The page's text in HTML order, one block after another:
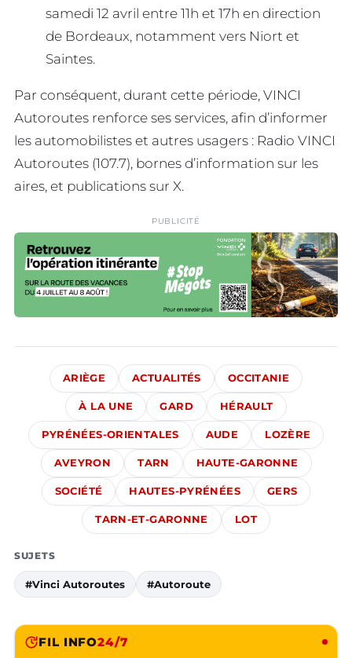
samedi 12 avril entre 11h et 17h en direction
de Bordeaux, notamment vers Niort et
Saintes.
Par conséquent, durant cette période, VINCI
Autoroutes renforce ses services, afin d’informer
les automobilistes et autres usagers : Radio VINCI
Autoroutes (107.7), bornes d’information sur les
aires, et publications sur X.
PUBLICITÉ
ARIÈGE ACTUALITÉS OCCITANIE
À LA UNE GARD HÉRAULT
PYRÉNÉES-ORIENTALES AUDE LOZÈRE
AVEYRON TARN HAUTE-GARONNE
SOCIÉTÉ HAUTES-PYRÉNÉES GERS
TARN-ET-GARONNE LOT
SUJETS
#Vinci Autoroutes #Autoroute
FIL INFO24/7